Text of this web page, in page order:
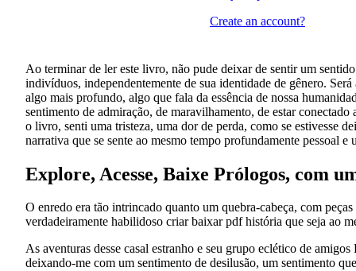
Create an account?
Ao terminar de ler este livro, não pude deixar de sentir um
indivíduos, independentemente de sua identidade de gênero.
algo mais profundo, algo que fala da essência de nossa
sentimento de admiração, de maravilhamento, de estar
o livro, senti uma tristeza, uma dor de perda, como se estivesse
narrativa que se sente ao mesmo tempo profundamente pessoal e
Explore, Acesse, Baixe Prólogos, com
O enredo era tão intrincado quanto um quebra-cabeça, com
verdadeiramente habilidoso criar baixar pdf história que seja ao
As aventuras desse casal estranho e seu grupo eclético de
deixando-me com um sentimento de desilusão, um sentimento